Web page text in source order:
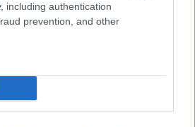
including authentication
prevention, and other
GYÓGYÍTÓ MÚZEUM?!